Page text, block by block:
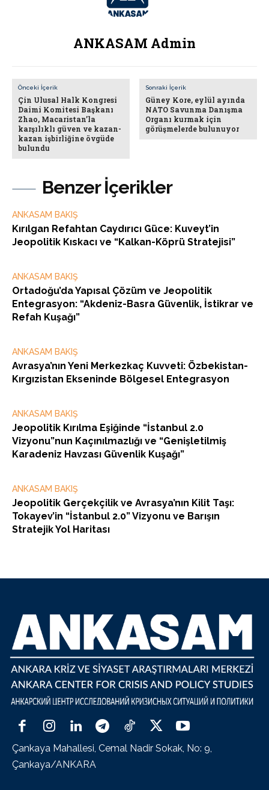
Benzer İçerikler
ANKASAM BAKIŞ
Kırılgan Refahtan Caydırıcı Güce: Kuveyt’in
Jeopolitik Kıskacı ve “Kalkan-Köprü Stratejisi”
ANKASAM BAKIŞ
Ortadoğu’da Yapısal Çözüm ve Jeopolitik
Entegrasyon: “Akdeniz-Basra Güvenlik, İstikrar ve
Refah Kuşağı”
ANKASAM BAKIŞ
Avrasya’nın Yeni Merkezkaç Kuvveti: Özbekistan-
Kırgızistan Ekseninde Bölgesel Entegrasyon
ANKASAM BAKIŞ
Jeopolitik Kırılma Eşiğinde “İstanbul 2.0
Vizyonu”nun Kaçınılmazlığı ve “Genişletilmiş
Karadeniz Havzası Güvenlik Kuşağı”
ANKASAM BAKIŞ
Jeopolitik Gerçekçilik ve Avrasya’nın Kilit Taşı:
Tokayev’in “İstanbul 2.0” Vizyonu ve Barışın
Stratejik Yol Haritası
ANKASAM Admin
Önceki İçerik
Çin Ulusal Halk Kongresi
Daimi Komitesi Başkanı
Zhao, Macaristan’la
karşılıklı güven ve kazan-
kazan işbirliğine övgüde
bulundu
Sonraki İçerik
Güney Kore, eylül ayında
NATO Savunma Danışma
Organı kurmak için
görüşmelerde bulunuyor
Çankaya Mahallesi, Cemal Nadir Sokak, No: 9,
Çankaya/ANKARA